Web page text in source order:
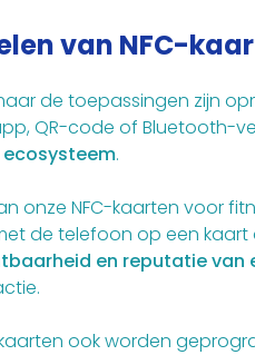
van NFC-
de toepassingen zijn
QR-code of Bluetooth-
.
onze NFC-kaarten voor
de telefoon op een
en reputatie van
ook worden